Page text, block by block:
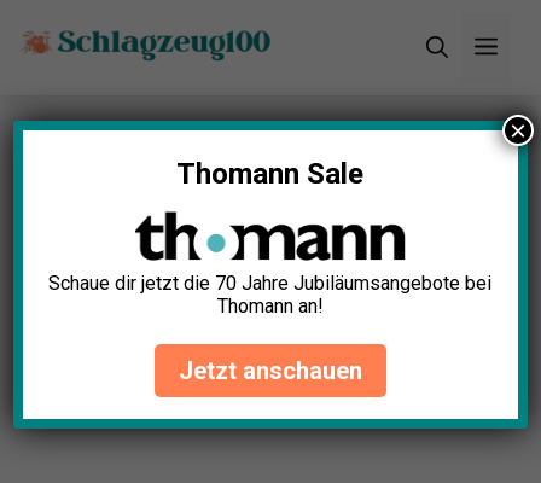
Inhalt
Startseite»Blog»11+ tolle Schlagzeug Amazon
Prime Day Angebote (2024)
11+ tolle Schlagzeug Amazon
Prime Day Angebote (2024)
April 24, 2025
Thomann Sale
Schaue dir jetzt die 70 Jahre Jubiläumsangebote bei
Thomann an!
Jetzt anschauen
×